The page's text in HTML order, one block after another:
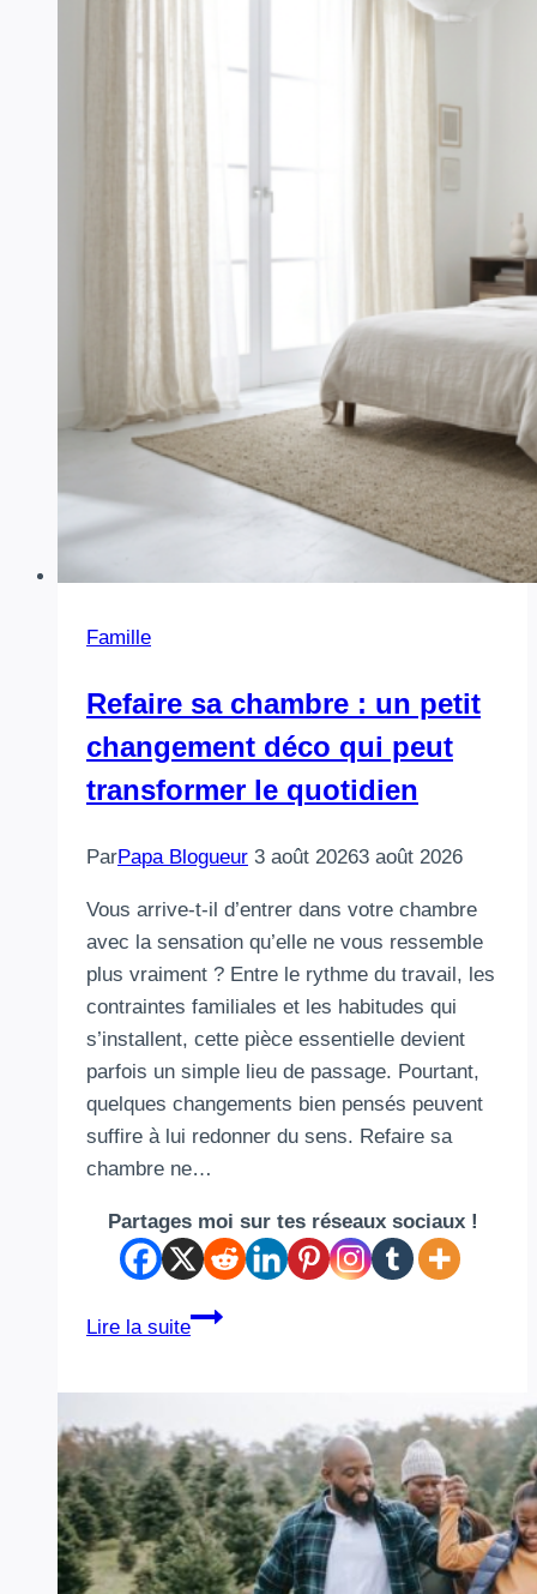
Famille
Refaire sa chambre : un petit
changement déco qui peut
transformer le quotidien
ParPapa Blogueur 3 août 20263 août 2026
Vous arrive-t-il d’entrer dans votre chambre
avec la sensation qu’elle ne vous ressemble
plus vraiment ? Entre le rythme du travail, les
contraintes familiales et les habitudes qui
s’installent, cette pièce essentielle devient
parfois un simple lieu de passage. Pourtant,
quelques changements bien pensés peuvent
suffire à lui redonner du sens. Refaire sa
chambre ne…
Partages moi sur tes réseaux sociaux !
Lire la suite
Refaire
un
petit
changement
déco
qui